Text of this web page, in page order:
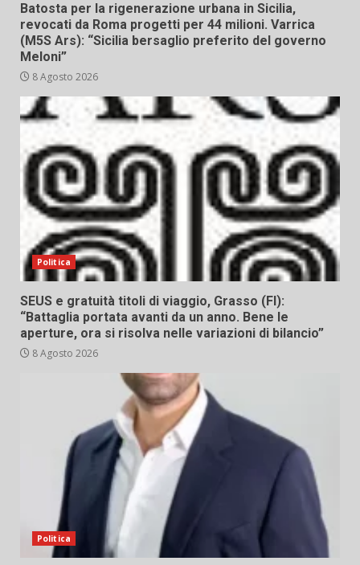
Batosta per la rigenerazione urbana in Sicilia,
revocati da Roma progetti per 44 milioni. Varrica
(M5S Ars): “Sicilia bersaglio preferito del governo
Meloni”
8 Agosto 2026
Politica
SEUS e gratuità titoli di viaggio, Grasso (FI):
“Battaglia portata avanti da un anno. Bene le
aperture, ora si risolva nelle variazioni di bilancio”
8 Agosto 2026
Politica